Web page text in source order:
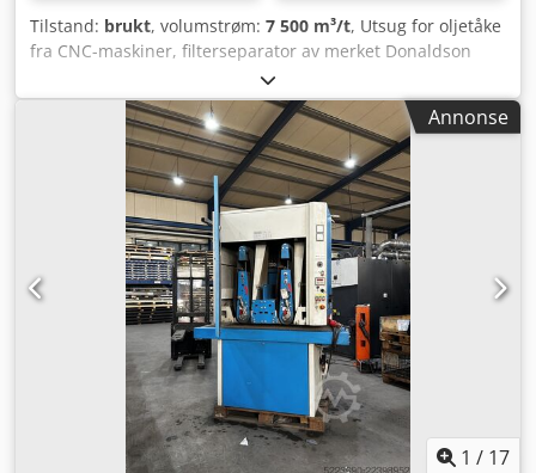
Tilstand: brukt, volumstrøm: 7 500 m³/t, Utsug for oljetåke
fra CNC-maskiner, filterseparator av merket Donaldson
Torit. Enheten er beregnet for filtrering av oljetåke (både
emulsjon og ren olje), samt damp og røyk fra ulike
sponbearbeidingsprosesser. Filtreringseffektivitet opptil
99,97 %. Modell: DMC-D2 Vifte med effekt 7,5 kW Kapasitet:
7500 m3/t Crodpfx Aexd Ry Hsh Def Filterareal: 40,8 m2
Filterpatronene er i svært god stand. Lager nr.: 1043
Annonse
1 / 17